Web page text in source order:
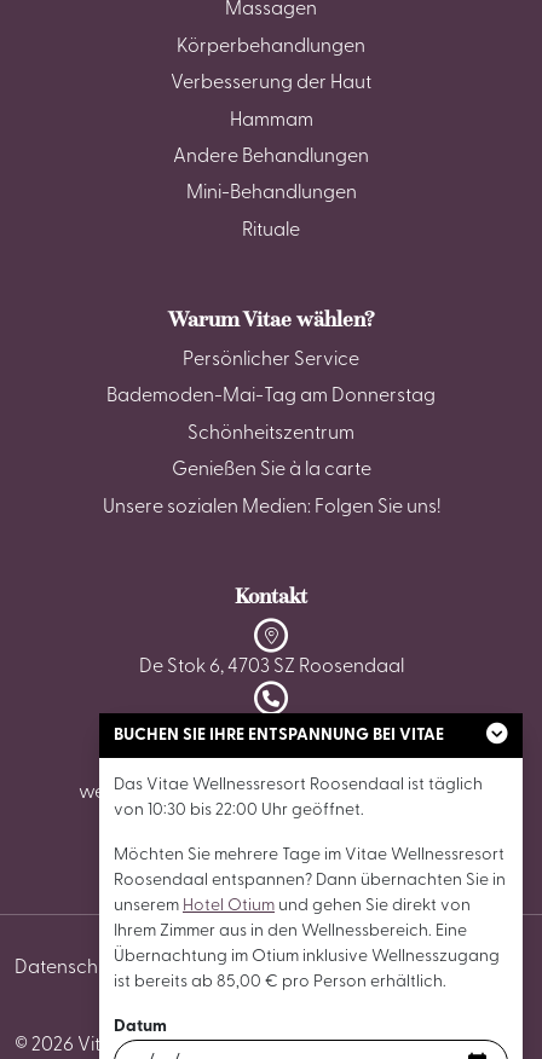
Massagen
Körperbehandlungen
Verbesserung der Haut
Hammam
Andere Behandlungen
Mini-Behandlungen
Rituale
Warum Vitae wählen?
Persönlicher Service
Bademoden-Mai-Tag am Donnerstag
Schönheitszentrum
Genießen Sie à la carte
Unsere sozialen Medien: Folgen Sie uns!
Kontakt
De Stok 6, 4703 SZ Roosendaal
0165 - 87 02 62
wellnessroosendaal@vitaewellnessresorts.nl
© 2026 Vitae Wellnessresort Roosendaal Alle Rechte
Datenschutz
Allgemeine
Cookie-
BUCHEN SIE IHRE ENTSPANNUNG BEI VITAE
Das Vitae Wellnessresort Roosendaal ist täglich
von 10:30 bis 22:00 Uhr geöffnet.
Möchten Sie mehrere Tage im Vitae Wellnessresort
Roosendaal entspannen? Dann übernachten Sie in
unserem Hotel Otium und gehen Sie direkt von
Ihrem Zimmer aus in den Wellnessbereich. Eine
Übernachtung im Otium inklusive Wellnesszugang
ist bereits ab 85,00 € pro Person erhältlich.
Datum